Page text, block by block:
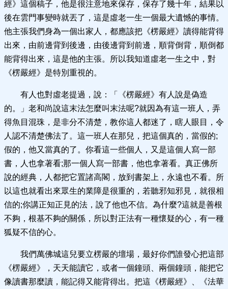
經》這個稿子，他是很注意地來保存，保存了幾十年，結果以
後在雲門事變時就丟了，這是虛老一生一個最大遺憾的事情。
他主張我們身為一個出家人，都應該把《楞嚴經》讀得能背得
出來，由前邊背到後邊，由後邊背到前邊，順背倒背，順倒都
能背得出來，這是他的主張。所以我知道虛老一生之中，對
《楞嚴經》是特別重視的。
有人也對虛老提過，說：「《楞嚴經》有人說是偽造
的。」老和尚說這末法怎麼叫末法呢?就因為有這一班人，弄
得魚目混珠，是非分不清楚，教你這人都迷了，瞎人眼目，令
人認不清楚佛法了。這一班人在那兒，把這個真的，當假的;
假的，他又當真的了。你看這一些個人，又是這個人寫一部
書，人也拿著看;那一個人寫一部書，他也拿著看。真正佛所
說的經典，人都把它置諸高閣，放到書架上，永遠也不看。所
以這也就看出來眾生的業障是很重的，若聽邪知邪見，就很相
信的;你講正知正見的法，說了他也不信。為什麼?這就是善根
不夠，根基不夠的關係，所以對正法有一種懷疑的心，有一種
狐疑不信的心。
我們萬佛城這兒要立楞嚴的壇場，最好你們誰發心把這部
《楞嚴經》，天天能讀它，或者一個鐘頭、兩個鐘頭，能把它
像讀書那麼讀，能記得又能背得出。把這《楞嚴經》、《法華